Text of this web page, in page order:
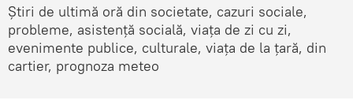
Știri de ultimă oră din societate, cazuri sociale,
probleme, asistență socială, viața de zi cu zi,
evenimente publice, culturale, viața de la țară, din
cartier, prognoza meteo